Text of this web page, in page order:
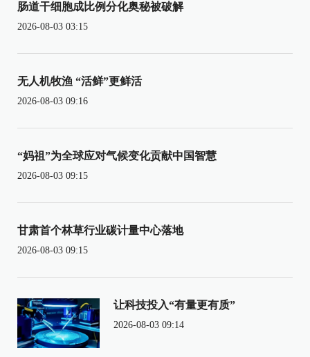
肠道干细胞成比例分化奥秘被破解
2026-08-03 03:15
无人机牧渔 “活鲜”更鲜活
2026-08-03 09:16
“妈祖”为全球应对气候变化贡献中国智慧
2026-08-03 09:15
甘肃首个林草行业碳计量中心落地
2026-08-03 09:15
让科技投入“有量更有质”
2026-08-03 09:14